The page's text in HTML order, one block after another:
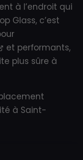
à l’endroit qui
Glass, c’est
et performants,
plus sûre à
à Saint-